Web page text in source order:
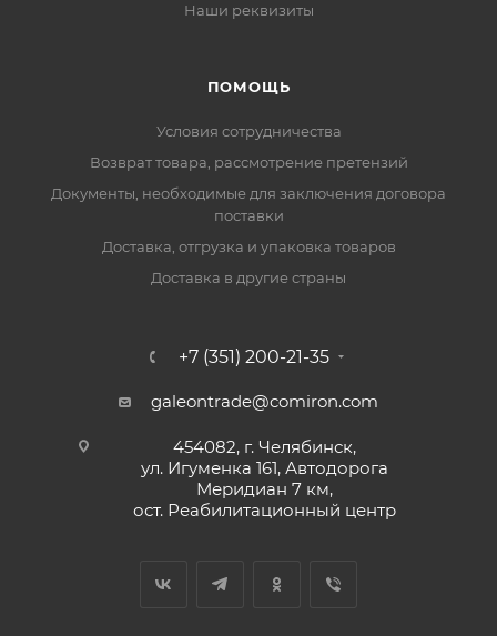
Наши реквизиты
ПОМОЩЬ
Условия сотрудничества
Возврат товара, рассмотрение претензий
Документы, необходимые для заключения договора
поставки
Доставка, отгрузка и упаковка товаров
Доставка в другие страны
+7 (351) 200-21-35
galeontrade@comiron.com
454082, г. Челябинск,
ул. Игуменка 161, Автодорога
Меридиан 7 км,
ост. Реабилитационный центр